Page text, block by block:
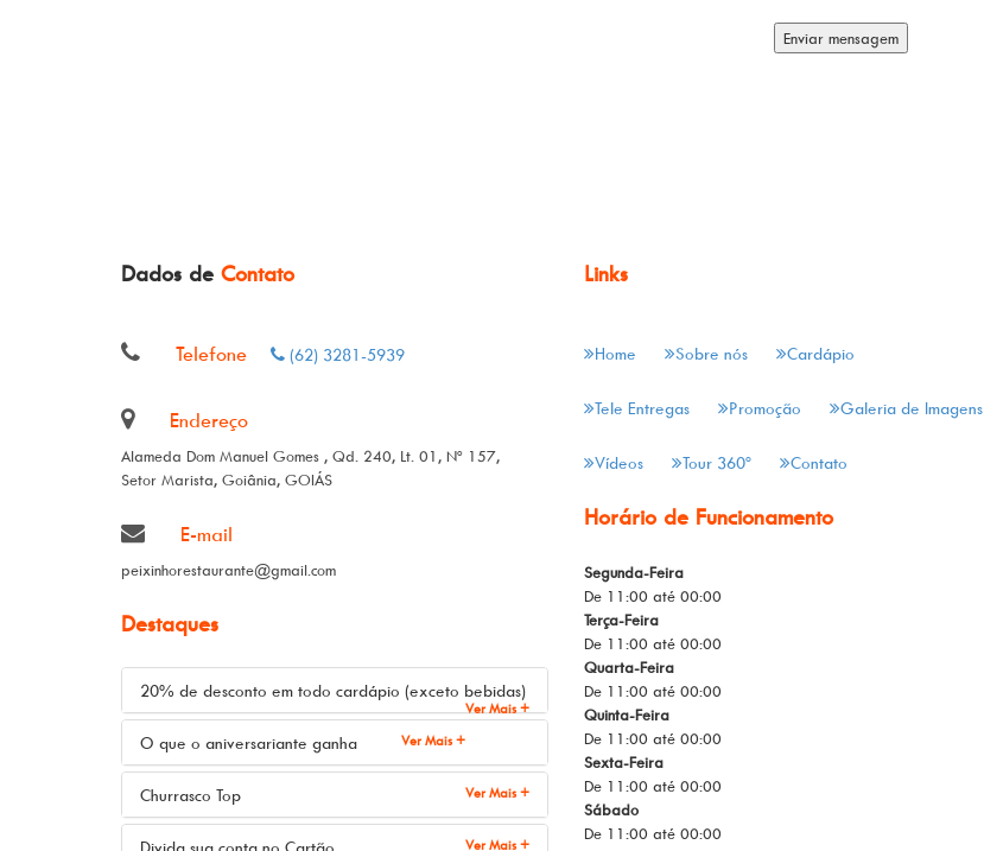
Dados de Contato
Telefone (62) 3281-5939
Endereço
Alameda Dom Manuel Gomes , Qd. 240, Lt. 01, Nº 157,
Setor Marista, Goiânia, GOIÁS
E-mail
peixinhorestaurante@gmail.com
Destaques
20% de desconto em todo cardápio (exceto bebidas)
Ver Mais +
O que o aniversariante ganha Ver Mais +
Churrasco Top Ver Mais +
Divida sua conta no Cartão Ver Mais +
Links
Home Sobre nós Cardápio
Tele Entregas Promoção Galeria de Imagens
Vídeos Tour 360º Contato
Horário de Funcionamento
Segunda-Feira
De 11:00 até 00:00
Terça-Feira
De 11:00 até 00:00
Quarta-Feira
De 11:00 até 00:00
Quinta-Feira
De 11:00 até 00:00
Sexta-Feira
De 11:00 até 00:00
Sábado
De 11:00 até 00:00